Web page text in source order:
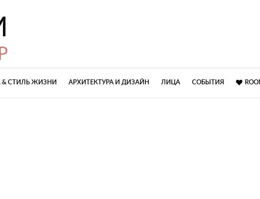
& СТИЛЬ ЖИЗНИ АРХИТЕКТУРА И ДИЗАЙН ЛИЦА СОБЫТИЯ